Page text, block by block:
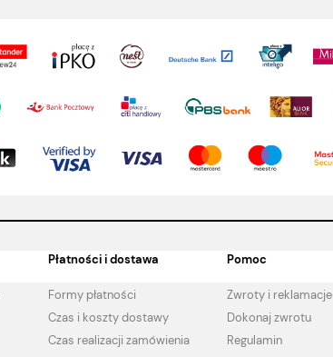
Płatności i dostawa
Formy płatności
Czas i koszty dostawy
Czas realizacji zamówienia
Pomoc
Zwroty i reklamacje
Dokonaj zwrotu
Regulamin